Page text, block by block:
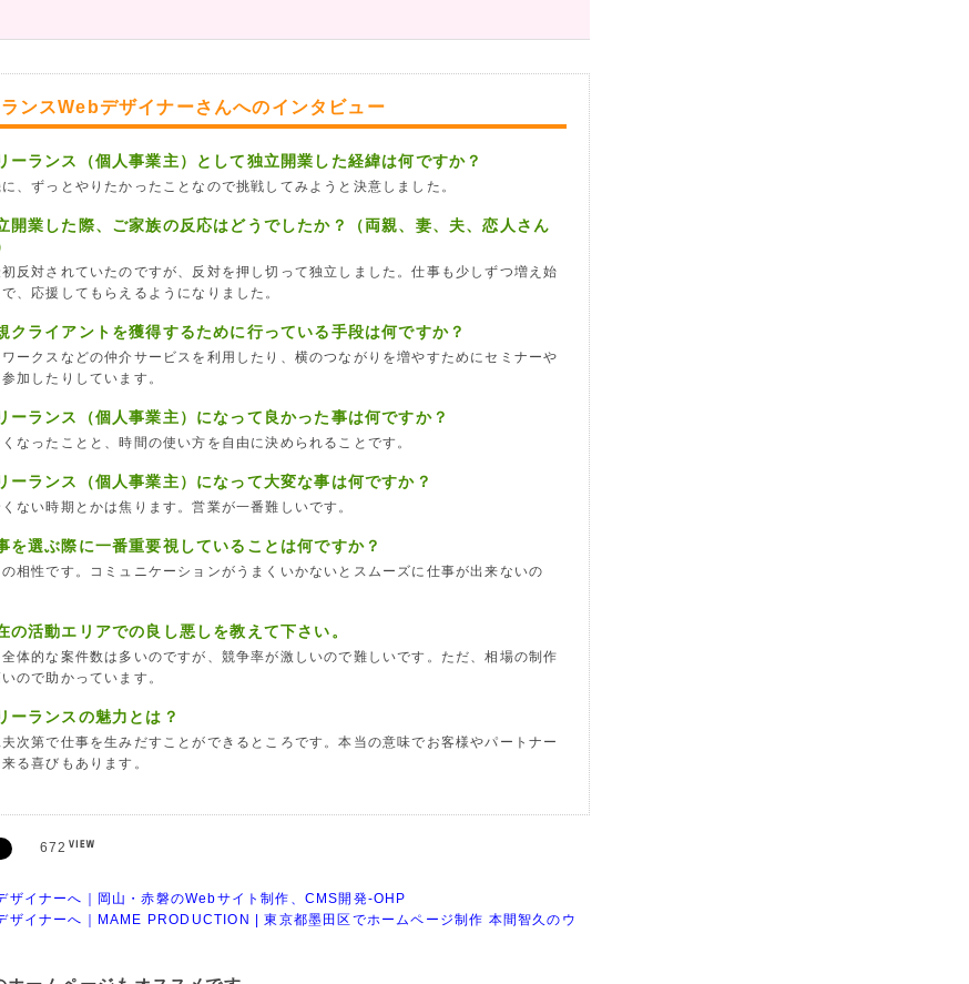
ンスWebデザイナーさんへのインタビュー
ーランス（個人事業主）として独立開業した経緯は何ですか？
、ずっとやりたかったことなので挑戦してみようと決意しました。
開業した際、ご家族の反応はどうでしたか？（両親、妻、夫、恋人さん
反対されていたのですが、反対を押し切って独立しました。仕事も少しずつ増え始
、応援してもらえるようになりました。
クライアントを獲得するために行っている手段は何ですか？
ークスなどの仲介サービスを利用したり、横のつながりを増やすためにセミナーや
加したりしています。
ーランス（個人事業主）になって良かった事は何ですか？
なったことと、時間の使い方を自由に決められることです。
ーランス（個人事業主）になって大変な事は何ですか？
ない時期とかは焦ります。営業が一番難しいです。
を選ぶ際に一番重要視していることは何ですか？
相性です。コミュニケーションがうまくいかないとスムーズに仕事が出来ないの
の活動エリアでの良し悪しを教えて下さい。
体的な案件数は多いのですが、競争率が激しいので難しいです。ただ、相場の制作
ので助かっています。
ーランスの魅力とは？
次第で仕事を生みだすことができるところです。本当の意味でお客様やパートナー
る喜びもあります。
672
ザイナーへ｜岡山・赤磐のWebサイト制作、CMS開発-OHP
ザイナーへ｜MAME PRODUCTION | 東京都墨田区でホームページ制作 本間智久のウ